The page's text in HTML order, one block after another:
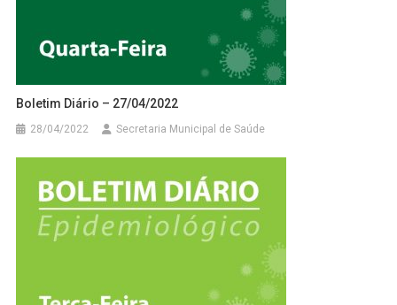
Boletim Diário – 27/04/2022
28/04/2022 Secretaria Municipal de Saúde